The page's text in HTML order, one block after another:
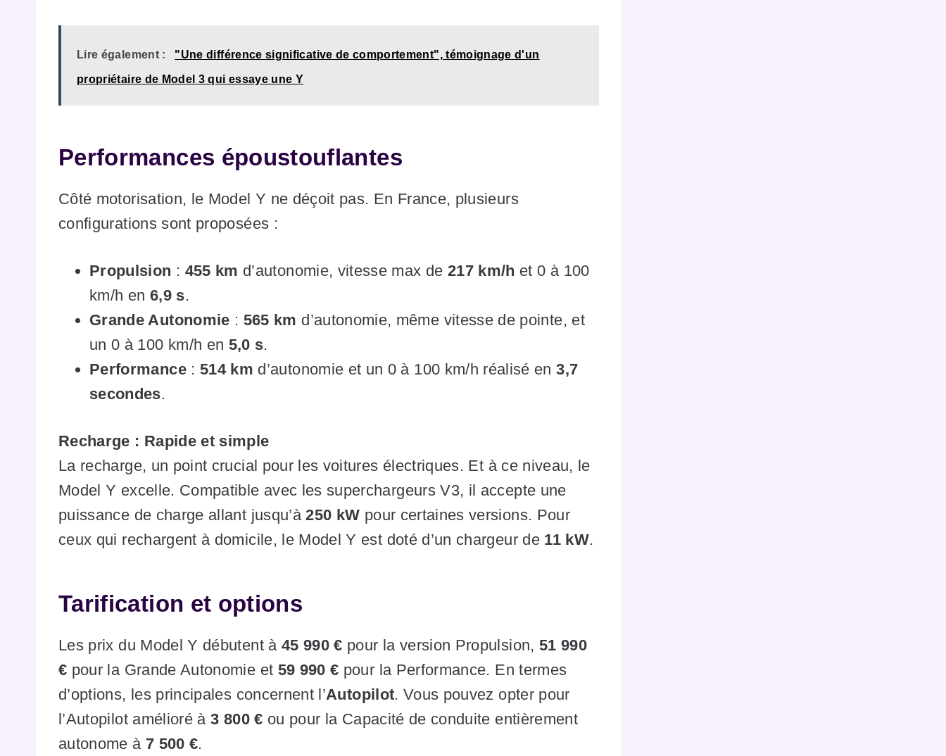
Lire également : "Une différence significative de comportement", témoignage d'un
propriétaire de Model 3 qui essaye une Y
Performances époustouflantes
Côté motorisation, le Model Y ne déçoit pas. En France, plusieurs
configurations sont proposées :
Propulsion : 455 km d’autonomie, vitesse max de 217 km/h et 0 à 100
km/h en 6,9 s.
Grande Autonomie : 565 km d’autonomie, même vitesse de pointe, et
un 0 à 100 km/h en 5,0 s.
Performance: 514 km d’autonomie et un 0 à 100 km/h réalisé en3,7
secondes.
Recharge : Rapide et simple
La recharge, un point crucial pour les voitures électriques. Et à ce niveau, le
Model Y excelle. Compatible avec les superchargeurs V3, il accepte une
puissance de charge allant jusqu’à250 kW pour certaines versions. Pour
ceux qui rechargent à domicile, le Model Y est doté d’un chargeur de 11 kW.
Tarification et options
Les prix du Model Y débutent à 45 990 € pour la version Propulsion, 51 990
€ pour la Grande Autonomie et 59 990 € pour la Performance. En termes
d’options, les principales concernent l’Autopilot. Vous pouvez opter pour
l’Autopilot amélioré à3 800 € ou pour la Capacité de conduite entièrement
autonome à 7 500 €.